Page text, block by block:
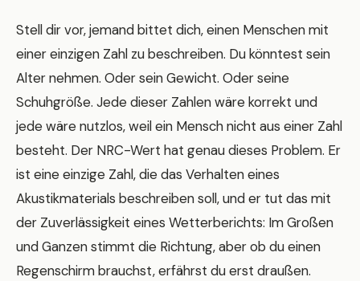
Stell dir vor, jemand bittet dich, einen Menschen mit
einer einzigen Zahl zu beschreiben. Du könntest sein
Alter nehmen. Oder sein Gewicht. Oder seine
Schuhgröße. Jede dieser Zahlen wäre korrekt und
jede wäre nutzlos, weil ein Mensch nicht aus einer Zahl
besteht. Der NRC-Wert hat genau dieses Problem. Er
ist eine einzige Zahl, die das Verhalten eines
Akustikmaterials beschreiben soll, und er tut das mit
der Zuverlässigkeit eines Wetterberichts: Im Großen
und Ganzen stimmt die Richtung, aber ob du einen
Regenschirm brauchst, erfährst du erst draußen.